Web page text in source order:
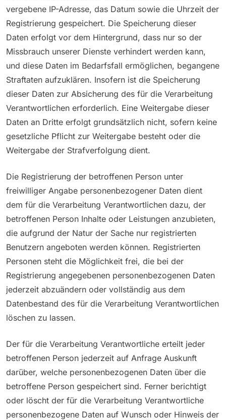
vergebene IP-Adresse, das Datum sowie die Uhrzeit der
Registrierung gespeichert. Die Speicherung dieser
Daten erfolgt vor dem Hintergrund, dass nur so der
Missbrauch unserer Dienste verhindert werden kann,
und diese Daten im Bedarfsfall ermöglichen, begangene
Straftaten aufzuklären. Insofern ist die Speicherung
dieser Daten zur Absicherung des für die Verarbeitung
Verantwortlichen erforderlich. Eine Weitergabe dieser
Daten an Dritte erfolgt grundsätzlich nicht, sofern keine
gesetzliche Pflicht zur Weitergabe besteht oder die
Weitergabe der Strafverfolgung dient.
Die Registrierung der betroffenen Person unter
freiwilliger Angabe personenbezogener Daten dient
dem für die Verarbeitung Verantwortlichen dazu, der
betroffenen Person Inhalte oder Leistungen anzubieten,
die aufgrund der Natur der Sache nur registrierten
Benutzern angeboten werden können. Registrierten
Personen steht die Möglichkeit frei, die bei der
Registrierung angegebenen personenbezogenen Daten
jederzeit abzuändern oder vollständig aus dem
Datenbestand des für die Verarbeitung Verantwortlichen
löschen zu lassen.
Der für die Verarbeitung Verantwortliche erteilt jeder
betroffenen Person jederzeit auf Anfrage Auskunft
darüber, welche personenbezogenen Daten über die
betroffene Person gespeichert sind. Ferner berichtigt
oder löscht der für die Verarbeitung Verantwortliche
personenbezogene Daten auf Wunsch oder Hinweis der